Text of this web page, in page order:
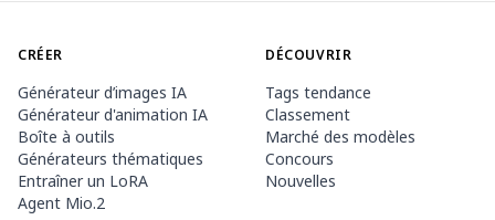
CRÉER
Générateur d’images IA
Générateur d'animation IA
Boîte à outils
Générateurs thématiques
Entraîner un LoRA
Agent Mio.2
DÉCOUVRIR
Tags tendance
Classement
Marché des modèles
Concours
Nouvelles